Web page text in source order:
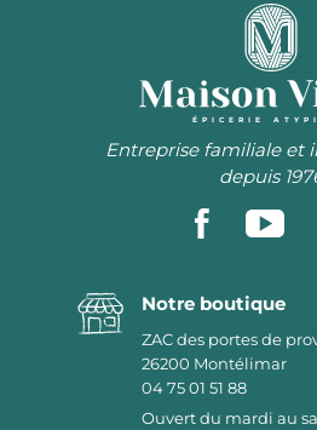
ÉPICERIE
Entreprise familiale et
depuis
Notre boutique
ZAC des portes de
26200 Montélimar
04 75 01 51 88
Ouvert du mardi au